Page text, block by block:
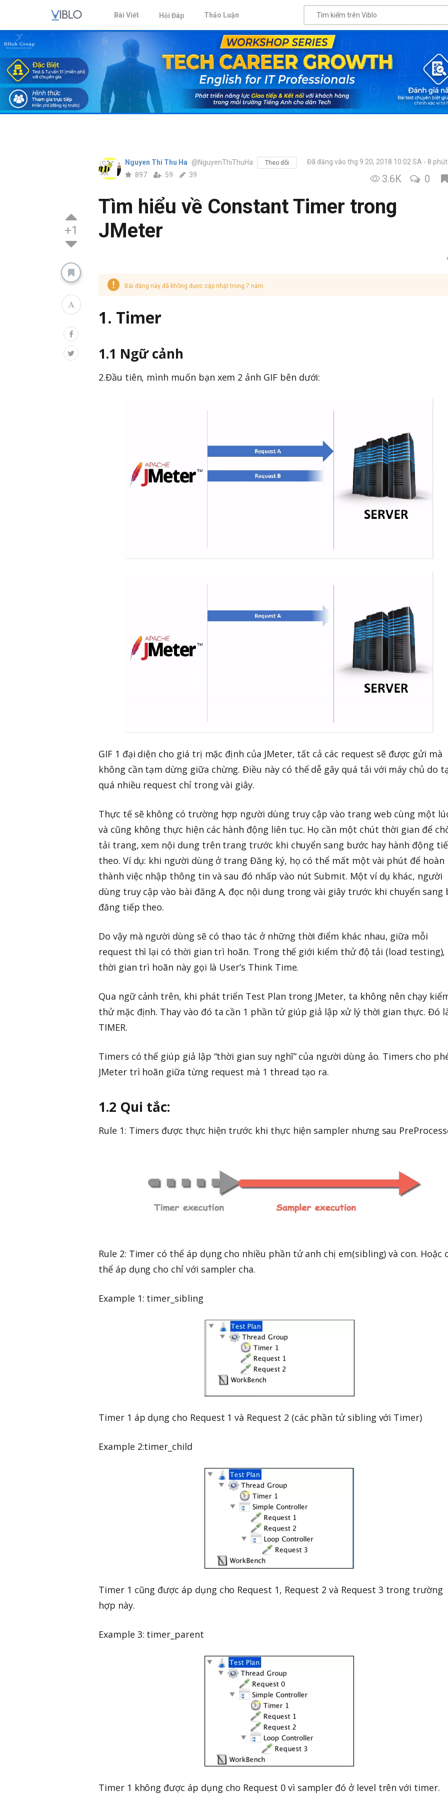
Bài Viết Hỏi Đáp Thảo Luận
+1
Nguyen Thi Thu Ha @NguyenThiThuHa Theo dõi
897 59 39
Đã đăng vào thg 9 20, 2018 10:02 SA 8
3.6K 0
Tìm hiểu về Constant Timer trong
JMeter
Bài đăng này đã không được cập nhật trong 7 năm
1. Timer
1.1 Ngữ cảnh
2.Đầu tiên, mình muốn bạn xem 2 ảnh GIF bên dưới:
GIF 1 đại diện cho giá trị mặc định của JMeter, tất cả các request sẽ được gửi mà
không cần tạm dừng giữa chừng. Điều này có thể dễ gây quá tải với máy chủ do
quá nhiều request chỉ trong vài giây.
Thực tế sẽ không có trường hợp người dùng truy cập vào trang web cùng một
và cũng không thực hiện các hành động liên tục. Họ cần một chút thời gian để
tải trang, xem nội dung trên trang trước khi chuyển sang bước hay hành động
theo. Ví dụ: khi người dùng ở trang Đăng ký, họ có thể mất một vài phút để hoàn
thành việc nhập thông tin và sau đó nhấp vào nút Submit. Một ví dụ khác, người
dùng truy cập vào bài đăng A, đọc nội dung trong vài giây trước khi chuyển sang
đăng tiếp theo.
Do vậy mà người dùng sẽ có thao tác ở những thời điểm khác nhau, giữa mỗi
request thì lại có thời gian trì hoãn. Trong thế giới kiểm thử độ tải (load testing),
thời gian trì hoãn này gọi là User’s Think Time.
Qua ngữ cảnh trên, khi phát triển Test Plan trong JMeter, ta không nên chạy
thử mặc định. Thay vào đó ta cần 1 phần tử giúp giả lập xử lý thời gian thực. Đó
TIMER.
Timers có thể giúp giả lập “thời gian suy nghĩ” của người dùng ảo. Timers cho
JMeter trì hoãn giữa từng request mà 1 thread tạo ra.
1.2 Qui tắc:
Rule 1: Timers được thực hiện trước khi thực hiện sampler nhưng sau
Rule 2: Timer có thể áp dụng cho nhiều phần tử anh chị em(sibling) và con. Hoặc
thể áp dụng cho chỉ với sampler cha.
Example 1: timer_sibling
Timer 1 áp dụng cho Request 1 và Request 2 (các phần tử sibling với Timer)
Example 2:timer_child
Timer 1 cũng được áp dụng cho Request 1, Request 2 và Request 3 trong trường
hợp này.
Example 3: timer_parent
Timer 1 không được áp dụng cho Request 0 vì sampler đó ở level trên với timer.